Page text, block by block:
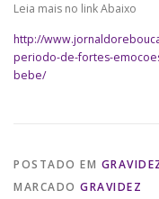
Leia mais no link Abaixo
http://
periodo-de-fortes-
bebe/
POSTADO EM
MARCADO GRAVIDEZ